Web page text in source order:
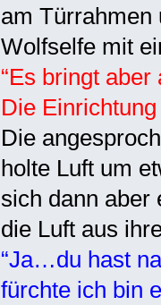
am Türrahmen
Wolfselfe mit
“Es bringt
Die
Die
holte Luft um
sich dann aber
die Luft aus
“Ja…du hast
fürchte ich bin